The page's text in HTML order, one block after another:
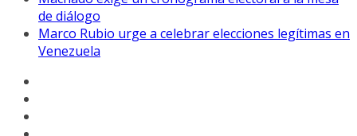
de diálogo
Marco Rubio urge a celebrar elecciones legítimas en
Venezuela